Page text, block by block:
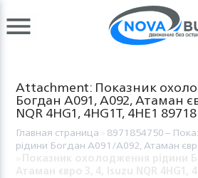
Attachment: Показник
Богдан А091, А092, Атаман
NQR 4HG1, 4HG1T, 4HE1
Главная страница 8971854750 –
рідини Богдан А091/А092, Атаман